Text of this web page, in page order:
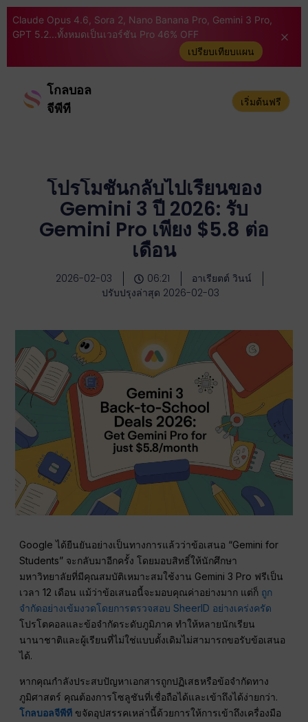
Claude Opus 4.6, Sora 2, Nano Banana Pro, Gemini 3 Pro,
GPT 5.2...ทั้งหมดเป็นเวอร์ชัน Pro 46% OFF
เปรียบเทียบแผน
โกลบอล
จีพีที
เริ่มต้นฟรี
โปรโมชั่นกลับไปเรียนของ
Gemini 3 ปี 2026: รับ
Gemini Pro เพียง $5.8 ต่อ
เดือน
2026-02-03 06:21
อาเรียตต์ วินน์
ปรับปรุงล่าสุด 2026-02-03
Google ได้ยืนยันอย่างเป็นทางการแล้วว่าข้อเสนอ “Gemini for
Students” จะกลับมาอีกครั้ง โดยมอบสิทธิ์ให้นักศึกษา
มหาวิทยาลัยที่มีคุณสมบัติเหมาะสมใช้งาน Gemini 3 Pro ฟรีเป็น
เวลา 12 เดือน แม้ว่าข้อเสนอนี้จะมอบคุณค่าอย่างมาก แต่ก็ ถูก
จำกัดอย่างเข้มงวดโดยการตรวจสอบ SheerID อย่างเคร่งครัด
โปรโตคอลและข้อจำกัดระดับภูมิภาค ทำให้หลายนักเรียน
นานาชาติและผู้เรียนที่ไม่ใช่แบบดั้งเดิมไม่สามารถขอรับข้อเสนอ
ได้.
หากคุณกำลังประสบปัญหาเอกสารถูกปฏิเสธหรือข้อจำกัดทาง
ภูมิศาสตร์ คุณต้องการโซลูชันที่เชื่อถือได้และเข้าถึงได้ง่ายกว่า.
โกลบอลจีพีที ขจัดอุปสรรคเหล่านี้ด้วยการให้การเข้าถึงเครื่องมือ